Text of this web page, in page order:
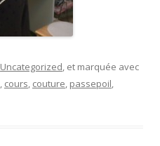
Uncategorized , et marquée avec
cours couture passepoil